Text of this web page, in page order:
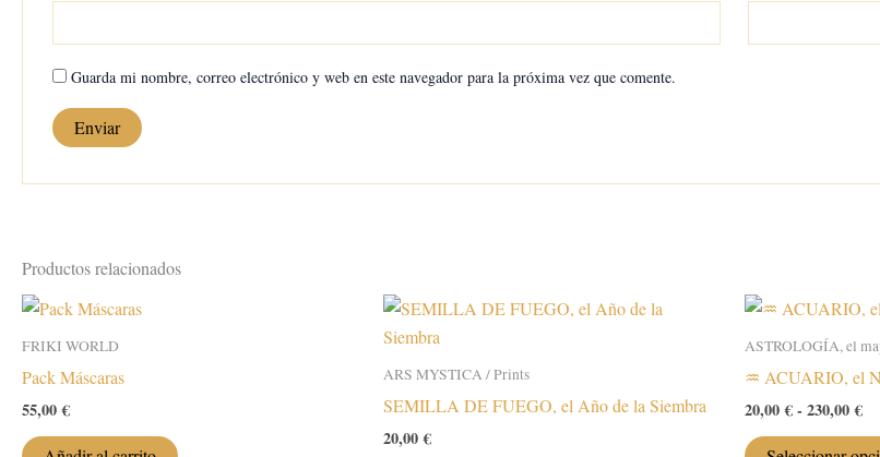
Guarda mi nombre, correo electrónico y web en este navegador para la próxima vez que comente.
Productos relacionados
FRIKI WORLD
Pack Máscaras
55,00€
ARS MYSTICA / Prints
SEMILLA DE FUEGO, el Año de la Siembra
20,00€
ASTROLOGÍA, el
♒️ ACUARIO, el
20,00€- 230,00€